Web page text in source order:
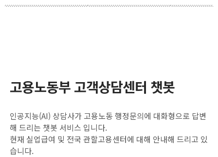
고용노동부 고객상담센터 챗봇
인공지능(AI) 상담사가 고용노동 행정문의에 대화형으로 답변
해 드리는 챗봇 서비스 입니다.
현재 실업급여 및 전국 관할고용센터에 대해 안내해 드리고 있
습니다.